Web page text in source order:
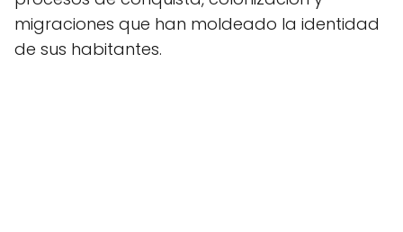
migraciones que han moldeado la identidad
de sus habitantes.